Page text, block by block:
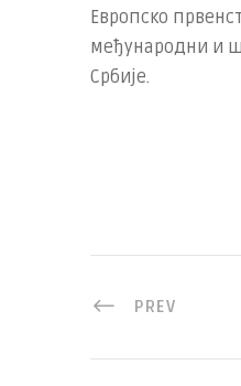
Европско
међународни и
Србије.
PREV